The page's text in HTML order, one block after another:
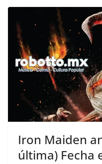
Iron Maiden
última) Fecha